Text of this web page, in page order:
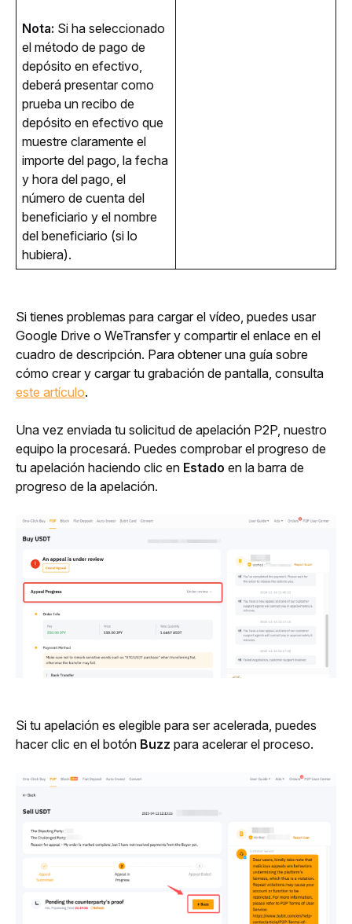
Nota: Si ha seleccionado
el método de pago de
depósito en efectivo,
deberá presentar como
prueba un recibo de
depósito en efectivo que
muestre claramente el
importe del pago, la fecha
y hora del pago, el
número de cuenta del
beneficiario y el nombre
del beneficiario (si lo
hubiera).
Si tienes problemas para cargar el vídeo, puedes usar
Google Drive o WeTransfer y compartir el enlace en el
cuadro de descripción. Para obtener una guía sobre
este artículo.
Una vez enviada tu solicitud de apelación P2P, nuestro
equipo la procesará. Puedes comprobar el progreso de
tu apelación haciendo clic en Estado en la barra de
progreso de la apelación.
Si tu apelación es elegible para ser acelerada, puedes
hacer clic en el botón Buzz para acelerar el proceso.